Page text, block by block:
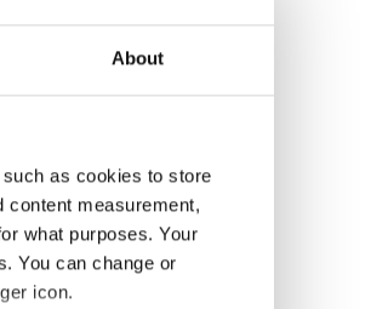
About
as cookies to store
content measurement,
what purposes. Your
You can change or
icon.
Svenska Nyheter i SVT.
ledaren Ebba Busch tal.